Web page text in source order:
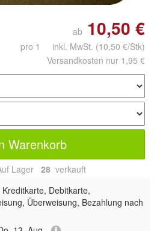
ab 10,50 €
pro 1 inkl. MwSt. (10,50 €/Stk)
Versandkosten nur 1,95 €
Warenkorb
Lager 28 verkauft
Debitkarte,
Überweisung, Bezahlung nach